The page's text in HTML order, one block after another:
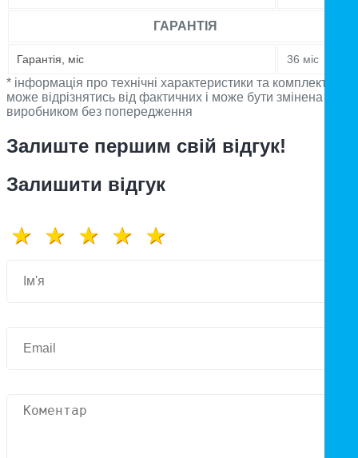
ГАРАНТІЯ
Гарантія, міс 36 міс
* інформація про технічні характеристики та комплектацію
може відрізнятись від фактичних і може бути змінена
виробником без попередження
Залиште першим свій відгук!
Залишити відгук